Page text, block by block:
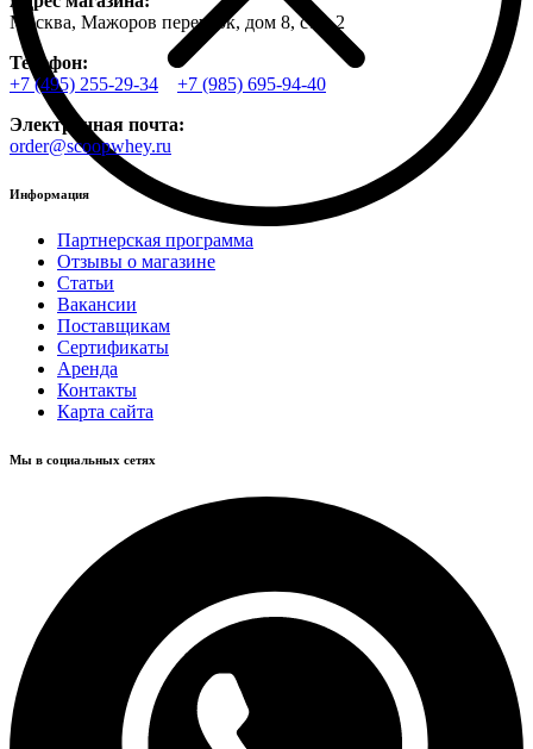
Москва, Мажоров переулок, дом 8, стр. 2
Телефон:
+7 (495) 255-29-34
+7 (985) 695-94-40
Электронная почта:
order@scoopwhey.ru
Информация
Партнерская программа
Отзывы о магазине
Статьи
Вакансии
Поставщикам
Сертификаты
Аренда
Контакты
Карта сайта
Мы в социальных сетях